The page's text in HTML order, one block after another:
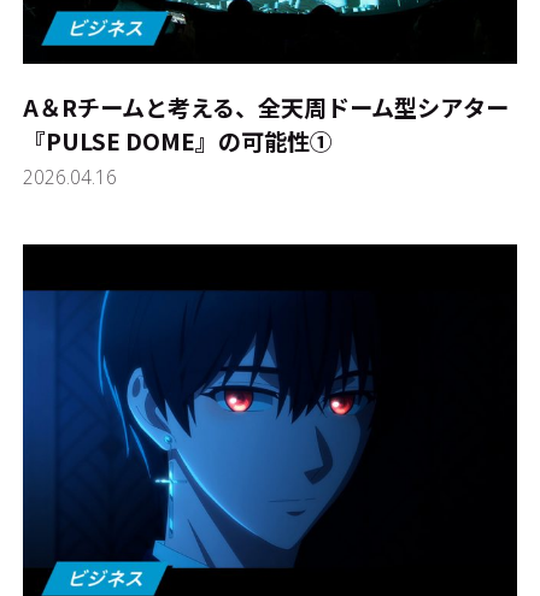
A＆Rチームと考える、全天周ドーム型シアター
『PULSE DOME』の可能性①
2026.04.16